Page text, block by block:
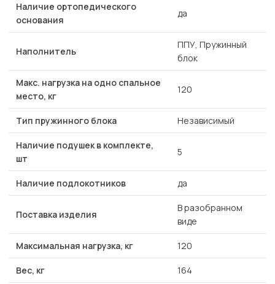
Наличие ортопедического
основания
да
Наполнитель
ППУ, Пружинный
блок
Макс. нагрузка на одно спальное
место, кг
120
Тип пружинного блока Независимый
Наличие подушек в комплекте,
шт
5
Наличие подлокотников да
Поставка изделия
В разобранном
виде
Максимальная нагрузка, кг 120
Вес, кг 164